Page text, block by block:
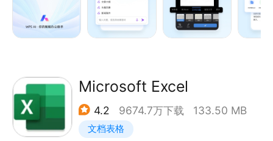
体积小:只安装一个应用即可打开所有格式文档
云办公:免费云空间，安全高效，可以在任何设备上及
远程办公推荐
-远程会议，多人音频会议，对同份文档进行讨论、标
记重点
-多人编辑，大家一起写同一份文档
Microsoft Excel
4.2 9674.7万下载 133.50 MB
文档表格